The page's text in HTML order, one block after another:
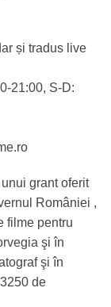
și tradus live
21:00, S-D:
grant oferit
României ,
filme pentru
şi în
şi în
de